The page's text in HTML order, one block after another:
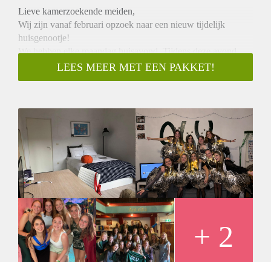
Lieve kamerzoekende meiden,
Wij zijn vanaf februari opzoek naar een nieuw tijdelijk
huisgenootje!
We hebben elke maandag huisavond. Tijdens deze avond
gaan we altijd gezellig samen boodschappen doen en koken
we de lekkerste gerechten.
Verder hebben we jaarlijks; een date diner, een huisweekend,
leuke borrels en houden we geregeld een gezellige cocktail
avond.
We zoeken een onderhuurster die het leuk vind om een
meiden huis te wonen. Niets is verplicht maar als je opzoek
bent naar een actief huisje dan kan dat ook! Zie jij je hier al
wonen? Stuur dan gerust een berichtje over jezelf!
Liefs de meiden van OLV ✨
LEES MEER MET EEN PAKKET!
+ 2